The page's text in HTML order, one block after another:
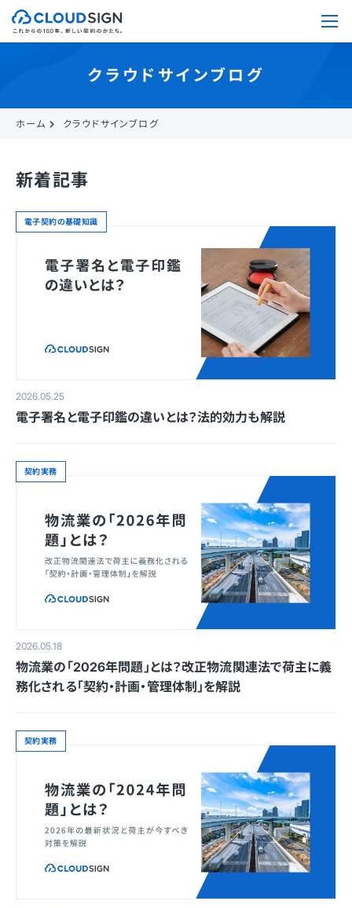
クラウドサインブログ
ホーム クラウドサインブログ
新着記事
電子契約の基礎知識
2026.05.25
電子署名と電子印鑑の違いとは？法的効力も解説
契約実務
2026.05.18
物流業の「2026年問題」とは？改正物流関連法で荷主に義
務化される「契約・計画・管理体制」を解説
契約実務